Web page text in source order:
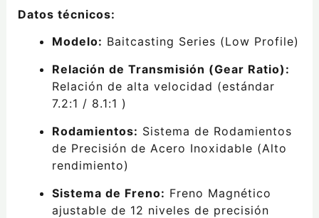
Datos técnicos:
Modelo: Baitcasting Series (Low Profile)
Relación de Transmisión (Gear Ratio):
Relación de alta velocidad (estándar
7.2:1 / 8.1:1 )
Rodamientos: Sistema de Rodamientos
de Precisión de Acero Inoxidable (Alto
rendimiento)
Sistema de Freno: Freno Magnético
ajustable de 12 niveles de precisión